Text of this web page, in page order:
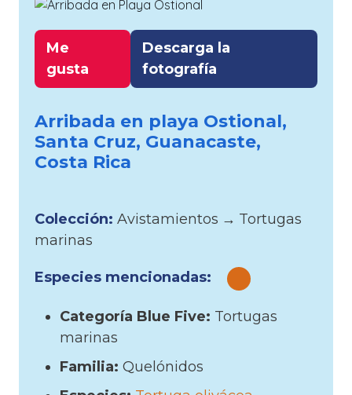
Me
gusta
Descarga la
fotografía
Arribada en playa Ostional,
Santa Cruz, Guanacaste,
Costa Rica
Colección: Avistamientos → Tortugas
marinas
Especies mencionadas:
Categoría Blue Five: Tortugas
marinas
Familia: Quelónidos